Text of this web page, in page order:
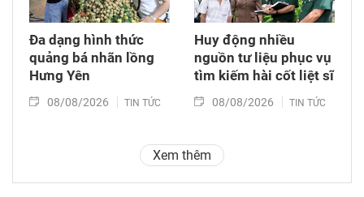
Đa dạng hình thức
quảng bá nhãn lồng
Hưng Yên
08/08/2026 TIN TỨC
Huy động nhiều
nguồn tư liệu phục vụ
tìm kiếm hài cốt liệt sĩ
08/08/2026 TIN TỨC
Xem thêm